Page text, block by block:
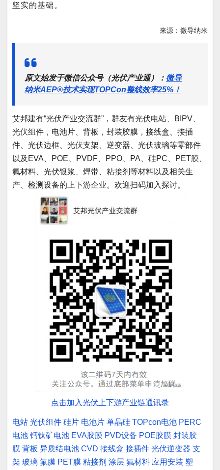
坚实的基础。
来源： 微导纳米
原文始发于微信公众号（光伏产业通）： 微导
纳米AEP®技术实现TOPCon整线效率25%！
艾邦建有“光伏产业交流群”，群友有光伏电站、BIPV、
光伏组件，电池片、背板，封装胶膜，接线盒、接插
件、光伏边框、光伏支架、逆变器、光伏玻璃等零部件
以及EVA、POE、PVDF、PPO、PA、硅PC、PET膜、
氟材料、光伏银浆、焊带、粘接剂等材料以及相关生
产、检测设备的上下游企业。欢迎扫码加入探讨。
点击加入光伏上下游产业链通讯录
电站 光伏组件 硅片 电池片 单晶硅 TOPcon电池 PERC
电池 钙钛矿电池 EVA胶膜 PVD设备 POE胶膜 封装胶
膜 背板 异质结电池 CVD 接线盒 接插件 光伏逆变器 支
架 玻璃 氟膜 PET膜 粘接剂 涂层 氟材料 应用安装 塑